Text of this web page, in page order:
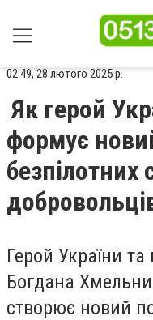
02:49, 28 лютого 2025 р.
Як герой
формує
безпілотних
Герой України
Богдана
створює новий